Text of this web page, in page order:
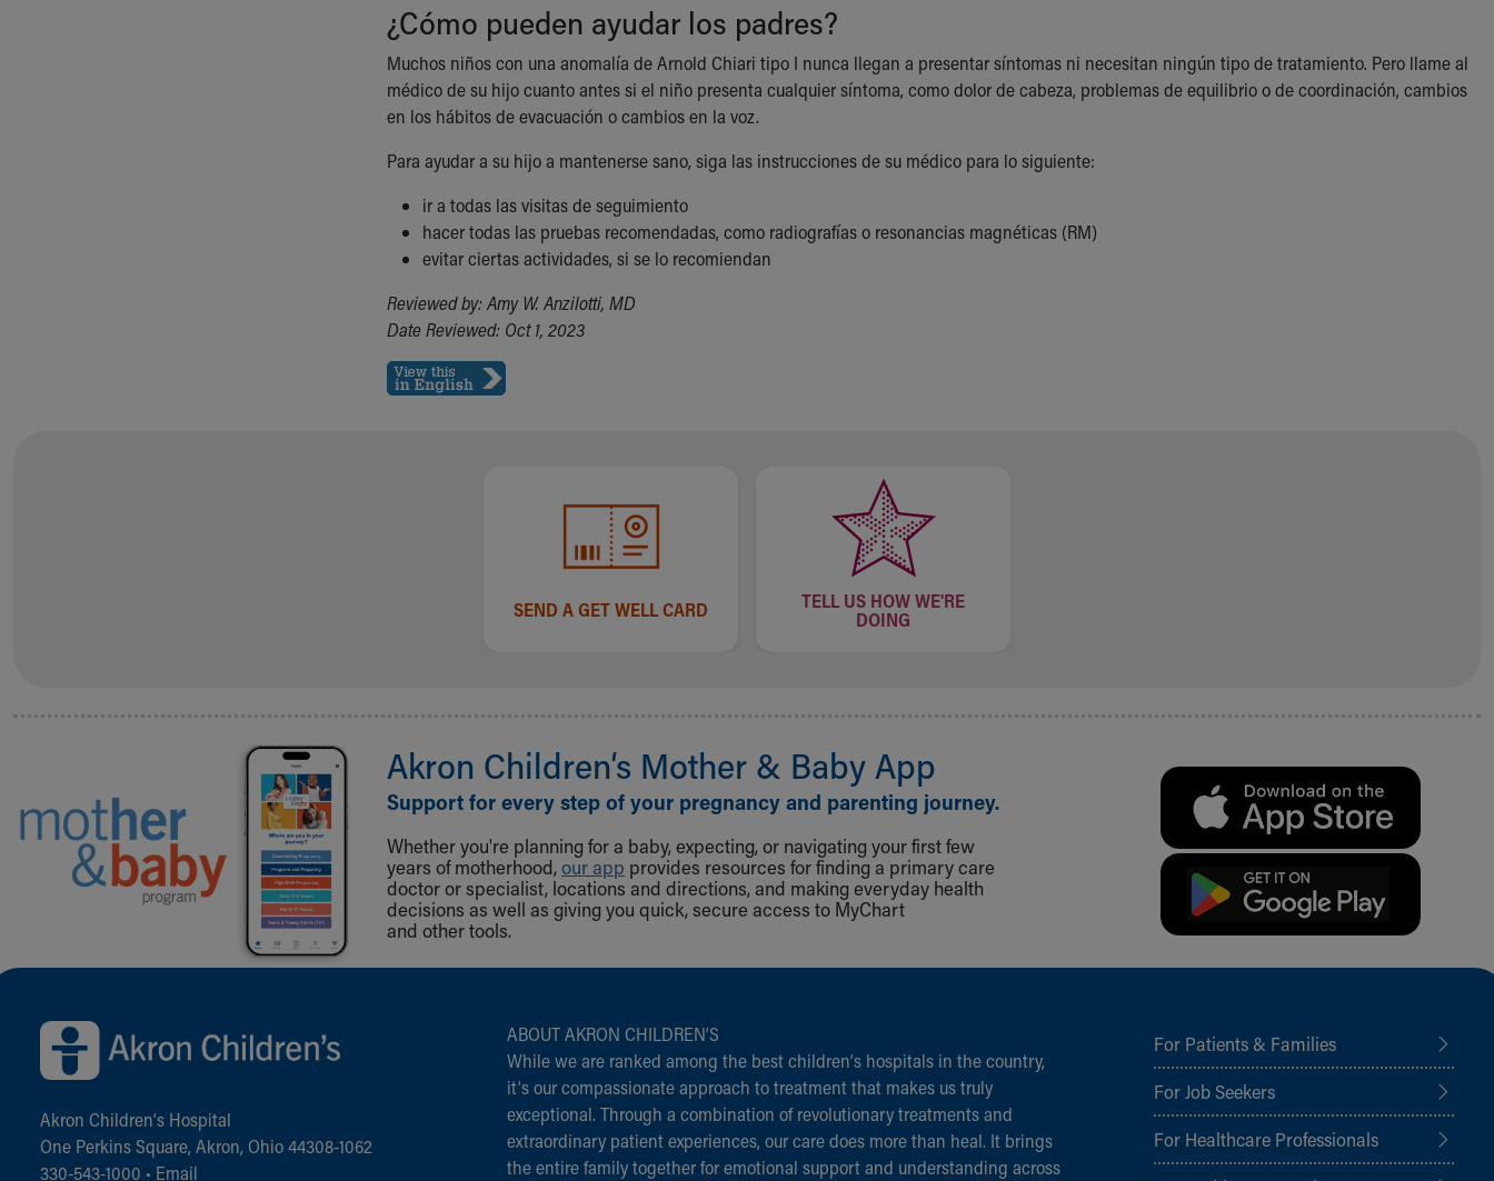
¿Cómo pueden ayudar los padres?
Muchos niños con una anomalía de Arnold Chiari tipo I nunca llegan a presentar síntomas ni necesitan ningún tipo de tratamiento. Pero llame al
médico de su hijo cuanto antes si el niño presenta cualquier síntoma, como dolor de cabeza, problemas de equilibrio o de coordinación, cambios
en los hábitos de evacuación o cambios en la voz.
Para ayudar a su hijo a mantenerse sano, siga las instrucciones de su médico para lo siguiente:
ir a todas las visitas de seguimiento
hacer todas las pruebas recomendadas, como radiografías o resonancias magnéticas (RM)
evitar ciertas actividades, si se lo recomiendan
Reviewed by: Amy W. Anzilotti, MD
Date Reviewed: Oct 1, 2023
SEND A GET WELL CARD
TELL US HOW WE'RE
DOING
Akron Children‘s Mother & Baby App
Support for every step of your pregnancy and parenting journey.
Whether you're planning for a baby, expecting, or navigating your first few
years of motherhood, our app provides resources for finding a primary care
doctor or specialist, locations and directions, and making everyday health
decisions as well as giving you quick, secure access to MyChart
and other tools.
Back to top of page
Akron Children‘s Hospital
One Perkins Square, Akron, Ohio 44308-1062
330-543-1000 • Email
ABOUT AKRON CHILDREN‘S
While we are ranked among the best children‘s hospitals in the country,
it‘s our compassionate approach to treatment that makes us truly
exceptional. Through a combination of revolutionary treatments and
extraordinary patient experiences, our care does more than heal. It brings
the entire family together for emotional support and understanding across
For Patients & Families
For Job Seekers
For Healthcare Professionals